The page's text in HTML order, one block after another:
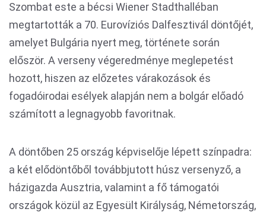
Szombat este a bécsi Wiener Stadthalléban
megtartották a 70. Eurovíziós Dalfesztivál döntőjét,
amelyet Bulgária nyert meg, története során
először. A verseny végeredménye meglepetést
hozott, hiszen az előzetes várakozások és
fogadóirodai esélyek alapján nem a bolgár előadó
számított a legnagyobb favoritnak.
A döntőben 25 ország képviselője lépett színpadra:
a két elődöntőből továbbjutott húsz versenyző, a
házigazda Ausztria, valamint a fő támogatói
országok közül az Egyesült Királyság, Németország,